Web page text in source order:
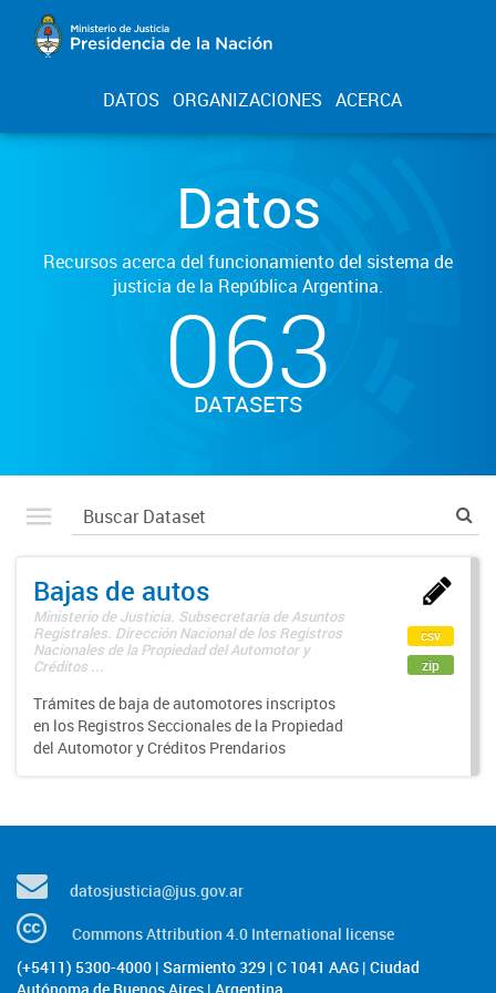
DATOS ORGANIZACIONES ACERCA
Datos
Recursos acerca del funcionamiento del sistema de
justicia de la República Argentina.
063
DATASETS
Bajas de autos
Ministerio de Justicia. Subsecretaría de Asuntos
Registrales. Dirección Nacional de los Registros
Nacionales de la Propiedad del Automotor y
Créditos ...
Trámites de baja de automotores inscriptos
en los Registros Seccionales de la Propiedad
del Automotor y Créditos Prendarios
csv
zip
datosjusticia@jus.gov.ar
Commons Attribution 4.0 International license
(+5411) 5300-4000 | Sarmiento 329 | C 1041 AAG | Ciudad